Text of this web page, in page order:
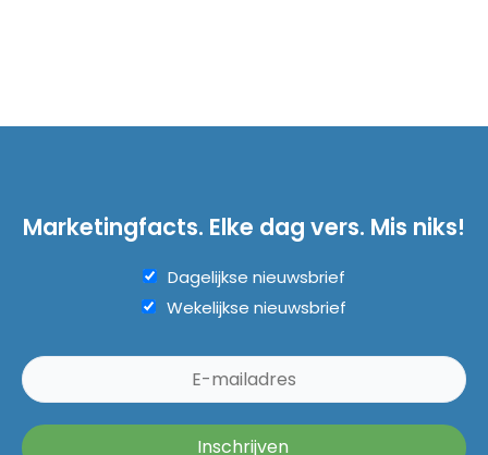
Marketingfacts. Elke dag vers. Mis niks!
Dagelijkse nieuwsbrief
Wekelijkse nieuwsbrief